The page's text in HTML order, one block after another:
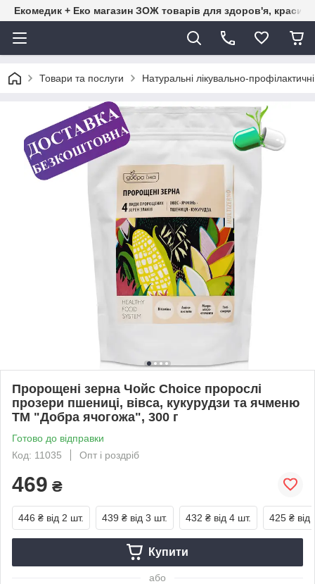
Екомедик + Еко магазин ЗОЖ товарів для здоров'я, краси
Товари та послуги Натуральні лікувально-
Пророщені зерна Чойс Choice пророслі
прозери пшениці, вівса, кукурудзи та ячменю
ТМ "Добра ячогожа", 300 г
Готово до відправки
Код: 11035
Опт і роздріб
469 ₴
446 ₴ від 2 шт. 439 ₴ від 3 шт. 432 ₴ від 4 шт. 425 ₴ від
Купити
або